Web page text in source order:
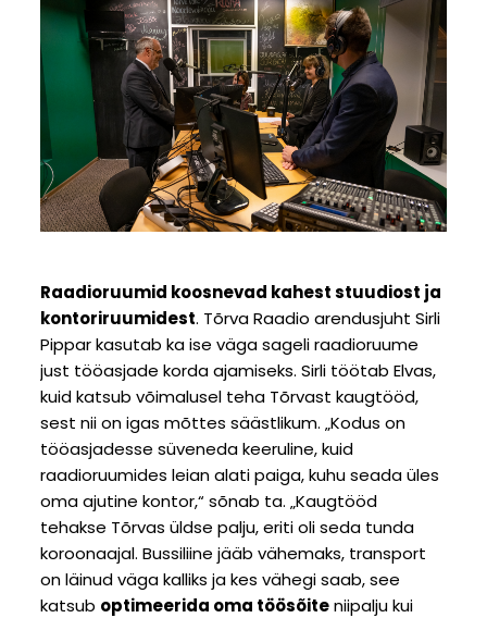
Raadioruumid koosnevad kahest stuudiost ja
kontoriruumidest. Tõrva Raadio arendusjuht Sirli
Pippar kasutab ka ise väga sageli raadioruume
just tööasjade korda ajamiseks. Sirli töötab Elvas,
kuid katsub võimalusel teha Tõrvast kaugtööd,
sest nii on igas mõttes säästlikum. „Kodus on
tööasjadesse süveneda keeruline, kuid
raadioruumides leian alati paiga, kuhu seada üles
oma ajutine kontor,“ sõnab ta. „Kaugtööd
tehakse Tõrvas üldse palju, eriti oli seda tunda
koroonaajal. Bussiliine jääb vähemaks, transport
on läinud väga kalliks ja kes vähegi saab, see
katsub optimeerida oma töösõiteniipalju kui